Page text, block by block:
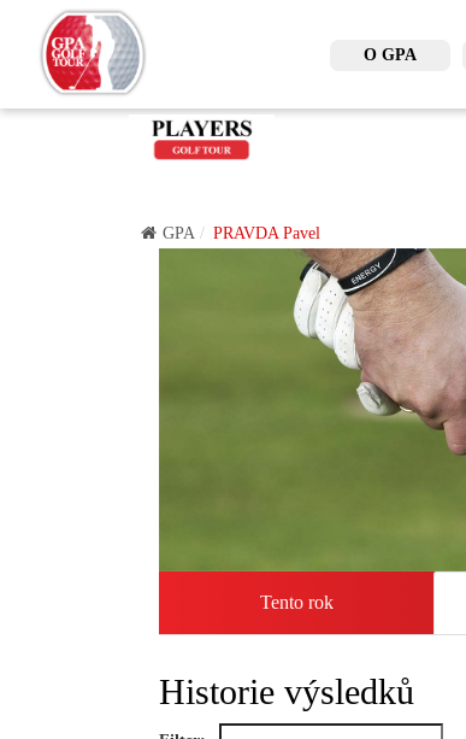
O GPA
GPA PRAVDA Pavel
Tento rok
Historie výsledků